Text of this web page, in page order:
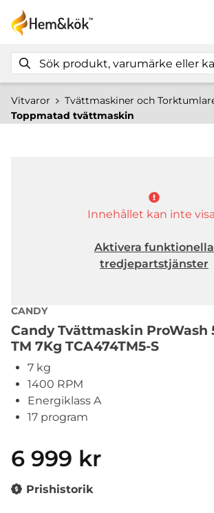
Vitvaror
Tvättmaskiner och
Toppmatad tvättmaskin
Innehållet kan inte
Aktivera funktionella
tredjepartstjänster
CANDY
Candy Tvättmaskin ProWash
TM 7Kg TCA474TM5-S
7 kg
1400 RPM
Energiklass A
17 program
6 999 kr
Prishistorik